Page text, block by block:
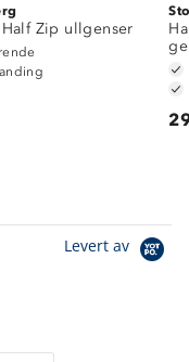
Zip ullgenser
Levert av